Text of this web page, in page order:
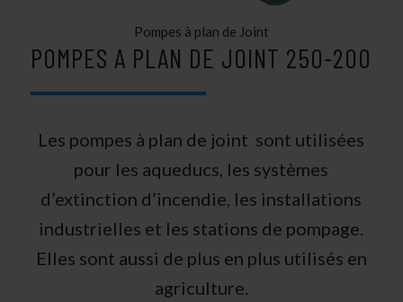
Pompes à plan de Joint
POMPES A PLAN DE JOINT 250-200
Les pompes à plan de joint sont utilisées
pour les aqueducs, les systèmes
d’extinction d’incendie, les installations
industrielles et les stations de pompage.
Elles sont aussi de plus en plus utilisés en
agriculture.